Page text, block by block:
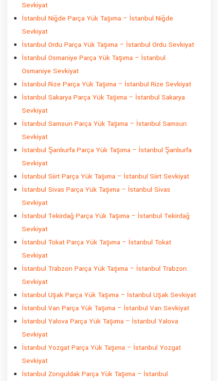
Sevkiyat
İstanbul Niğde Parça Yük Taşıma – İstanbul Niğde
Sevkiyat
İstanbul Ordu Parça Yük Taşıma – İstanbul Ordu Sevkiyat
İstanbul Osmaniye Parça Yük Taşıma – İstanbul
Osmaniye Sevkiyat
İstanbul Rize Parça Yük Taşıma – İstanbul Rize Sevkiyat
İstanbul Sakarya Parça Yük Taşıma – İstanbul Sakarya
Sevkiyat
İstanbul Samsun Parça Yük Taşıma – İstanbul Samsun
Sevkiyat
İstanbul Şanlıurfa Parça Yük Taşıma – İstanbul Şanlıurfa
Sevkiyat
İstanbul Siirt Parça Yük Taşıma – İstanbul Siirt Sevkiyat
İstanbul Sivas Parça Yük Taşıma – İstanbul Sivas
Sevkiyat
İstanbul Tekirdağ Parça Yük Taşıma – İstanbul Tekirdağ
Sevkiyat
İstanbul Tokat Parça Yük Taşıma – İstanbul Tokat
Sevkiyat
İstanbul Trabzon Parça Yük Taşıma – İstanbul Trabzon
Sevkiyat
İstanbul Uşak Parça Yük Taşıma – İstanbul Uşak Sevkiyat
İstanbul Van Parça Yük Taşıma – İstanbul Van Sevkiyat
İstanbul Yalova Parça Yük Taşıma – İstanbul Yalova
Sevkiyat
İstanbul Yozgat Parça Yük Taşıma – İstanbul Yozgat
Sevkiyat
İstanbul Zonguldak Parça Yük Taşıma – İstanbul